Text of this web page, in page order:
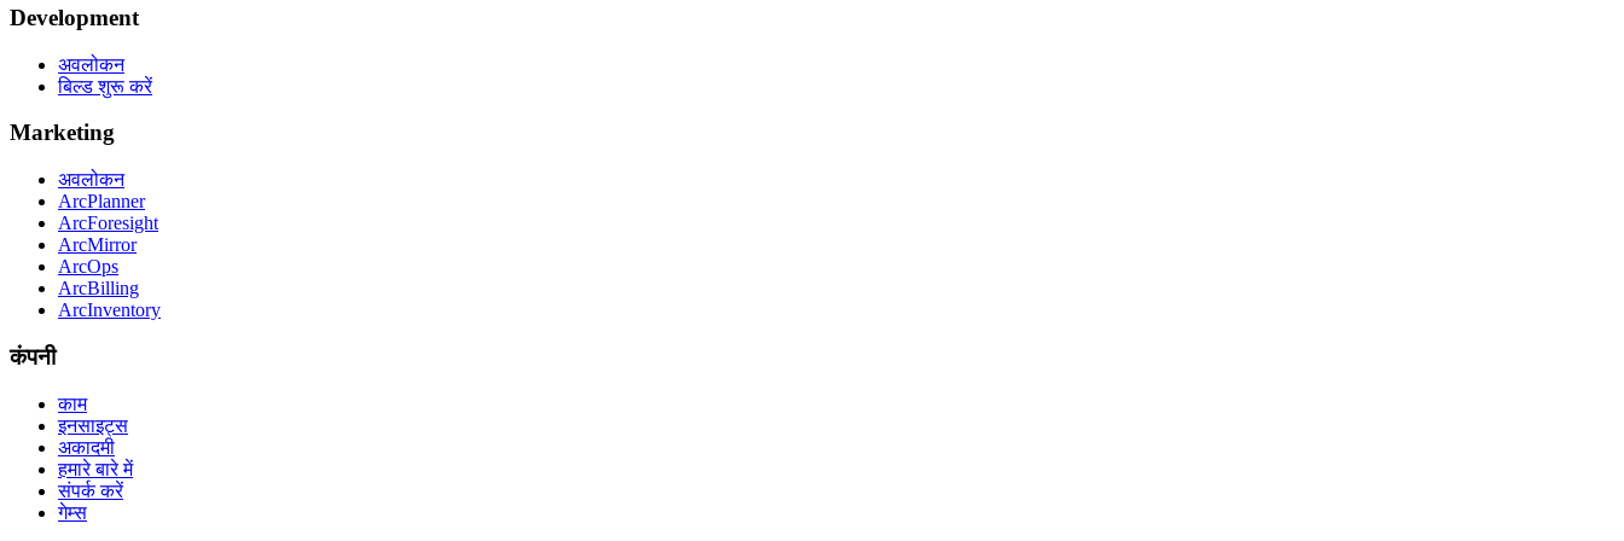
Development
अवलोकन
बिल्ड शुरू करें
Marketing
अवलोकन
ArcPlanner
ArcForesight
ArcMirror
ArcOps
ArcBilling
ArcInventory
कंपनी
काम
इनसाइट्स
अकादमी
हमारे बारे में
संपर्क करें
गेम्स